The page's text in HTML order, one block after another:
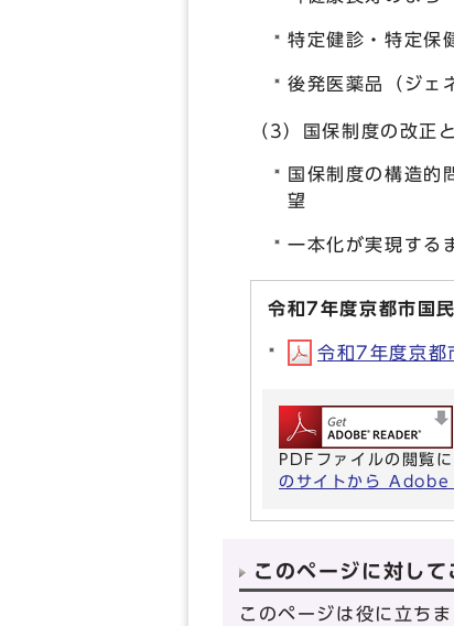
特定健診・特定保
後発医薬品（ジェ
（3）国保制度の改正
国保制度の構造的
望
一本化が実現する
令和7年度京都市国
令和7年度京
PDFファイルの閲覧
のサイトから Adobe
このページに対し
このページは役に立ちま